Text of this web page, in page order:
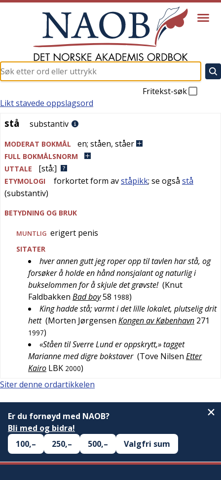
Fritekst-søk
stå
Likt stavede oppslagsord
stå substantiv
MODERAT BOKMÅL en; ståen, ståer
FULL BOKMÅLSNORM
UTTALE
[stå:]
ETYMOLOGI forkortet form avståpikk; se også stå
(substantiv)
BETYDNING OG BRUK
MUNTLIG erigert penis
SITATER
hver annen gutt jeg roper opp til tavlen har stå, og
forsøker å holde en hånd nonsjalant og naturlig i
bukselommen for å skjule det grøvste! (Knut
Faldbakken Bad boy58 1988)
King hadde stå; varmt i det lille lokalet, plutselig drit
hett (Morten Jørgensen Kongen av København 271
1997)
«Ståen til Sverre Lund er oppskrytt,» tagget
Marianne med digre bokstaver (Tove Nilsen Etter
Kairo LBK 2000)
Siter denne ordartikkelen
Er du fornøyd med NAOB?
Bli med og bidra!
100,–
250,– 500,– Valgfri sum